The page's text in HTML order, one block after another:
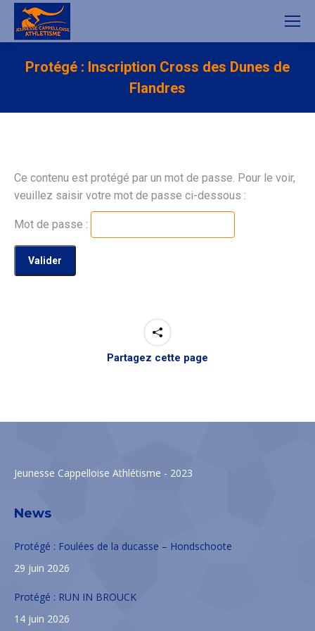
Protégé : Inscription Cross des Dunes de
Flandres
Ce contenu est protégé par un mot de passe. Pour le voir,
veuillez saisir votre mot de passe ci-dessous :
Mot de passe :
Partagez cette page
Jeunesse Cappelloise Athlétisme - 2023
News
Protégé : Foulées de la ducasse – Hondschoote
29 juin 2026
Protégé : RUN IN BROUCK
14 juin 2026